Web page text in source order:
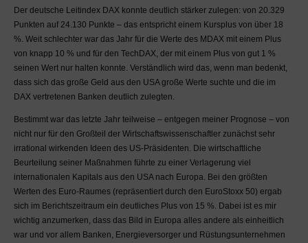
Der deutsche Leitindex DAX konnte deutlich stärker zulegen: von 20.329
Punkten auf 24.130 Punkte – das entspricht einem Kursplus von über 18
%. Weit schlechter war das Jahr für die Werte des MDAX mit einem Plus
von knapp 10 % und für den TechDAX, der mit einem Plus von gut 1 %
seinen Wert nur halten konnte. Verständlich wird das, wenn man bedenkt,
dass sich das große Geld aus den USA große Werte suchte und die im
DAX vertretenen Banken deutlich zulegten.
Bestimmt war das letzte Jahr teilweise – entgegen meiner Prognose – von
nicht nur für den Großteil der Wirtschaftswissenschaftler zunächst sehr
irrational wirkenden Ideen des US-Präsidenten. Die wirtschaftliche
Beurteilung seiner Maßnahmen führte zu einer Verlagerung viel
internationalen Kapitals aus den USA nach Europa. Bei den größten
Werten des Euro-Raumes (repräsentiert durch den EuroStoxx 50) ergab
sich im Berichtszeitraum ein deutliches Plus von 15 %. Dabei ist es mir
wichtig anzumerken, dass das Bild in Europa alles andere als einheitlich
war und vor allem Banken, Energieversorger und Rüstungsunternehmen
durch Dritte ist ohne
schriftliche Autorisierung
durch die MaDrei AG
ausdrücklich
ausgeschlossen. Bei
jeglicher anderer
Verwendung ist stets der
die Quelle anzugeben.
Das gilt auch für auf dem
MaDrei-Blog zur
Verfügung gestellte
Informationen Dritter.
Jegliche Urheber-, Patent-,
Marken-, Eigentums- oder
anderen Schutzrechte sind
zu wahren.